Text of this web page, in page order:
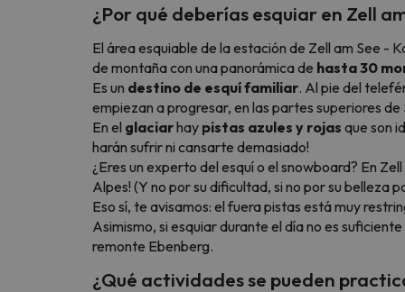
¿Por qué deberías esquiar en Zell
El área esquiable de la estación de Zell am See -
de montaña con una panorámica de hasta 30
Es un destino de esquí familiar. Al pie del
empiezan a progresar, en las partes superiores
En el glaciarhay pistas azules y rojas que son
harán sufrir ni cansarte demasiado!
¿Eres un experto del esquí o el snowboard? En
Alpes! (Y no por su dificultad, si no por su belleza
Eso sí, te avisamos: el fuera pistas está muy
Asimismo, si esquiar durante el día no es
remonte Ebenberg.
¿Qué actividades se pueden